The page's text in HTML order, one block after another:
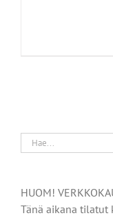
HUOM!
Tänä aikana tilatut